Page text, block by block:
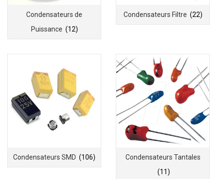
Condensateurs de
Puissance (12)
Condensateurs Filtre (22)
Condensateurs SMD (106)
Condensateurs Tantales
(11)